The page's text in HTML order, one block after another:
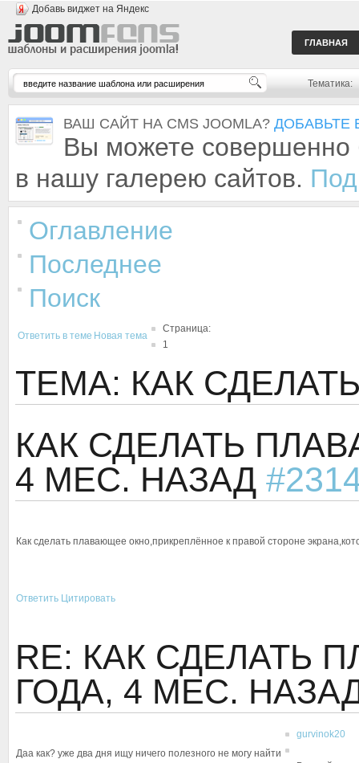
Добавь виджет на Яндекс
ГЛАВНАЯ
Тематика:
ВАШ САЙТ НА CMS JOOMLA? ДОБАВЬТЕ
Вы можете совершенно
в нашу галерею сайтов.
Оглавление
Последнее
Поиск
Ответить в теме Новая тема
Страница:
1
ТЕМА: КАК
КАК СДЕЛАТЬ
4 МЕС. НАЗАД
Как сделать плавающее окно,прикреплённое к правой стороне
Ответить Цитировать
RE: КАК СДЕЛАТЬ
ГОДА, 4 МЕС.
Даа как? уже два дня ищу ничего полезного не могу найти
gurvinok20